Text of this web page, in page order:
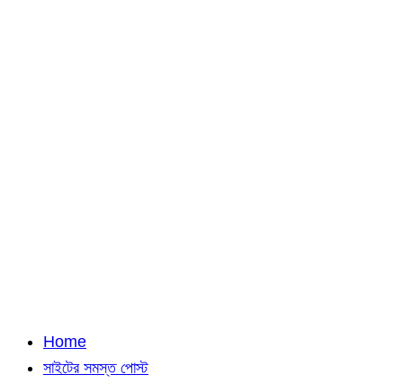
Home
সাইটের সমস্ত পোস্ট